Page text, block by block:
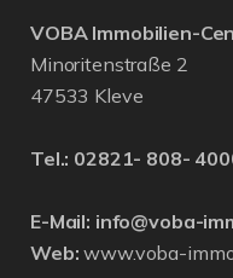
VOBA Immobilien-
Minoritenstraße 2
47533 Kleve
Tel.: 02821- 808-
E-Mail: info@voba-
Web: www.voba-